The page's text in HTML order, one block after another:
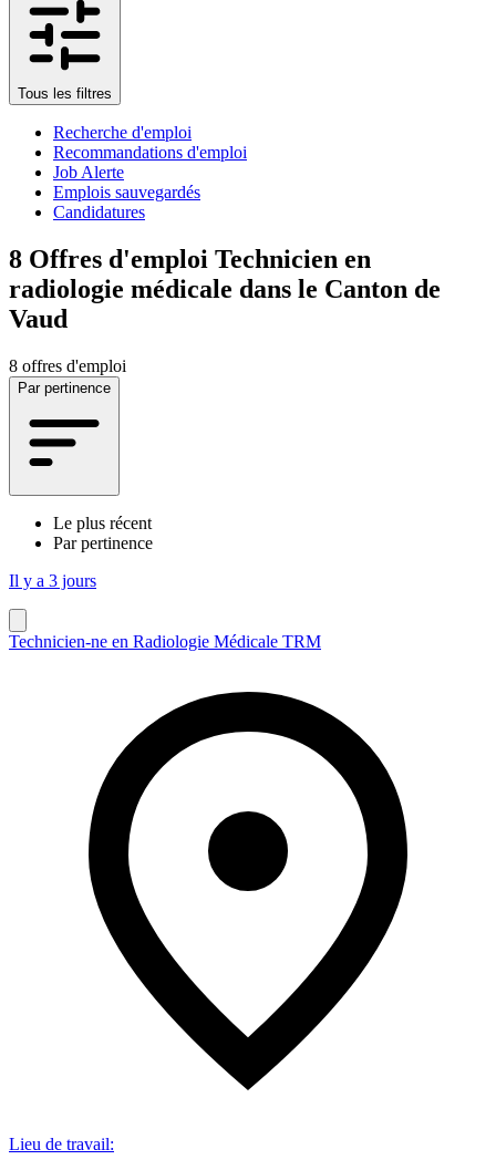
Tous les filtres
Recherche d'emploi
Recommandations d'emploi
Job Alerte
Emplois sauvegardés
Candidatures
8 Offres d'emploi Technicien en
radiologie médicale dans le Canton de
Vaud
8 offres d'emploi
Par pertinence
Le plus récent
Par pertinence
Il y a 3 jours
Technicien-ne en Radiologie Médicale TRM
Lieu de travail: